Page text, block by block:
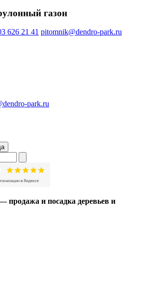
газон
626 21 41 pitomnik@dendro-park.ru
park.ru
продажа и посадка деревьев и